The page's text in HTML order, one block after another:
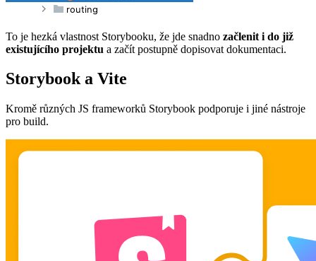
To je hezká vlastnost Storybooku, že jde snadno začlenit i do již
existujícího projektu a začít postupně dopisovat dokumentaci.
Storybook a Vite
Kromě různých JS frameworků Storybook podporuje i jiné nástroje
pro build.